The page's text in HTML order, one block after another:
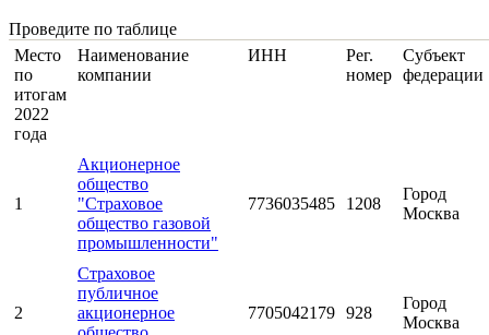
Проведите по таблице
Место
по
итогам
2022
года
Наименование
компании
ИНН
Рег.
номер
Субъект
федерации
1
Акционерное
общество
"Страховое
общество газовой
промышленности"
7736035485 1208
Город
Москва
2
Страховое
публичное
акционерное
7705042179 928
Город
Москва